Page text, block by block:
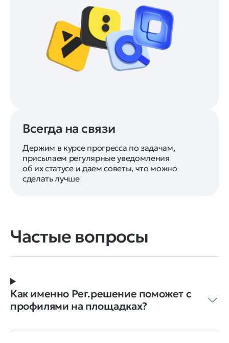
Всегда на связи
Держим в курсе прогресса по задачам,
присылаем регулярные уведомления
об их статусе и даем советы, что можно
сделать лучше
Частые вопросы
Как именно Рег.решение поможет с
профилями на площадках?